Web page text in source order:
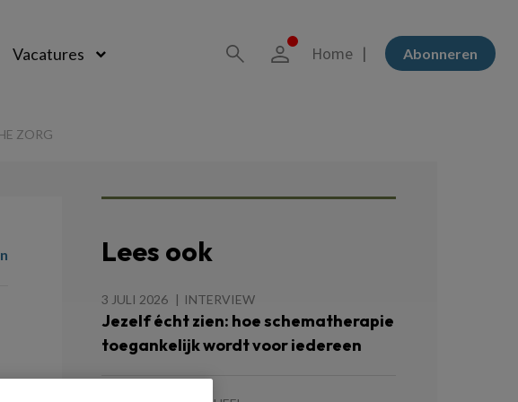
Vacatures Abonneren
Home
ZORG
Lees ook
3 JULI 2026 INTERVIEW
Jezelf écht zien: hoe schematherapie
toegankelijk wordt voor iedereen